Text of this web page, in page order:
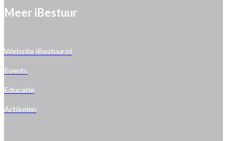
Meer iBestuur
Website iBestuur.nl
Events
Educatie
Artikelen